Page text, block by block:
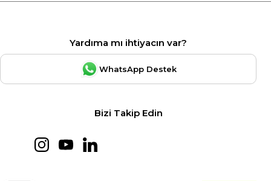
Yardıma mı ihtiyacın var?
WhatsApp Destek
Bizi Takip Edin